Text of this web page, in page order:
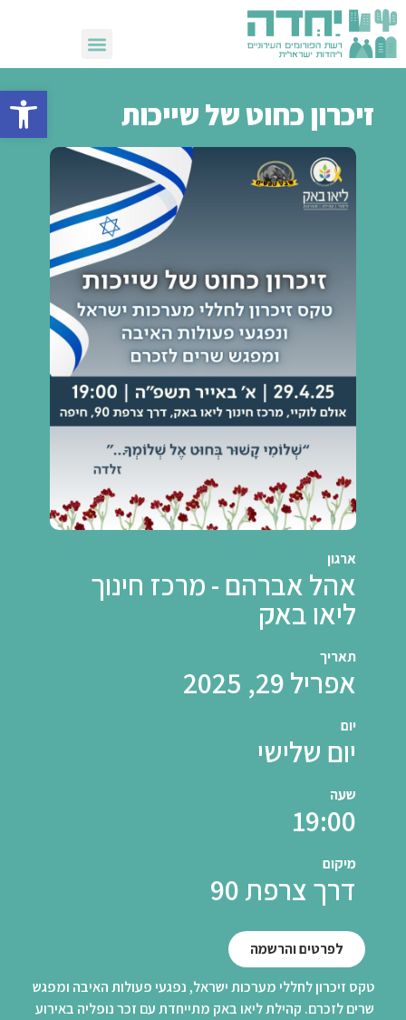
פתח זיכרון כחוט של שייכות
ארגון
אהל אברהם - מרכז חינוך
ליאו באק
תאריך
אפריל 29, 2025
יום
יום שלישי
שעה
19:00
מיקום
דרך צרפת 90
לפרטים והרשמה
טקס זיכרון לחללי מערכות ישראל, נפגעי פעולות האיבה ומפגש
שרים לזכרם. קהילת ליאו באק מתייחדת עם זכר נופליה באירוע